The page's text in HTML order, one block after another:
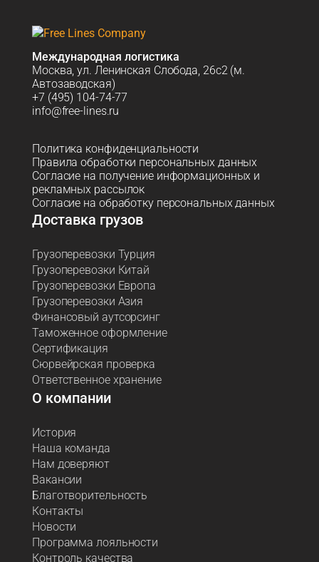
Международная логистика
Москва, ул. Ленинская Слобода, 26с2 (м.
Автозаводская)
+7 (495) 104-74-77
info@free-lines.ru
Политика конфиденциальности
Правила обработки персональных данных
Согласие на получение информационных и
рекламных рассылок
Согласие на обработку персональных данных
Доставка грузов
Грузоперевозки Турция
Грузоперевозки Китай
Грузоперевозки Европа
Грузоперевозки Азия
Финансовый аутсорсинг
Таможенное оформление
Сертификация
Сюрвейрская проверка
Ответственное хранение
О компании
История
Наша команда
Нам доверяют
Вакансии
Благотворительность
Контакты
Новости
Программа лояльности
Контроль качества